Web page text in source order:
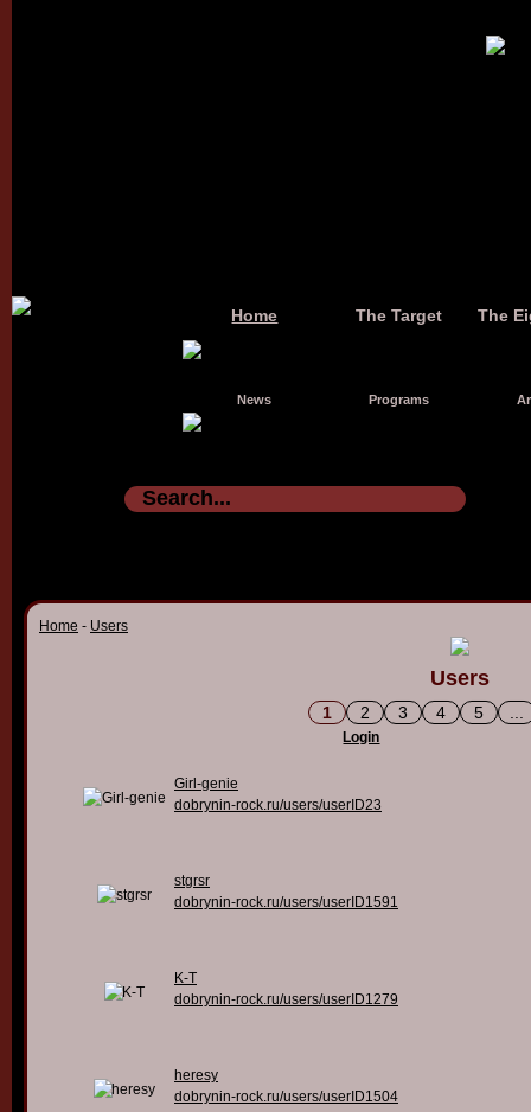
Home The Target The
News Programs
Home - Users
Users
1 2 3 4 5
Login
Girl-genie
dobrynin-rock.ru/users/userID23
stgrsr
dobrynin-rock.ru/users/userID1591
K-T
dobrynin-rock.ru/users/userID1279
heresy
dobrynin-rock.ru/users/userID1504